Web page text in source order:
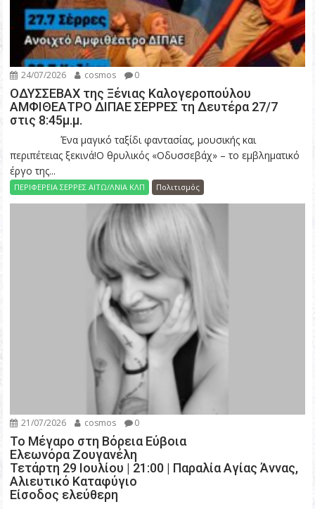
24/07/2026 cosmos 0
ΟΔΥΣΣΕΒΑΧ της Ξένιας Καλογεροπούλου
ΑΜΦΙΘΕΑΤΡΟ ΔΙΠΑΕ ΣΕΡΡΕΣ τη Δευτέρα 27/7
στις 8:45μ.μ.
Ένα μαγικό ταξίδι φαντασίας, μουσικής και
περιπέτειας ξεκινά!Ο θρυλικός «Οδυσσεβάχ» – το εμβληματικό
έργο της...
ΠΕΡΙΦΕΡΕΙΑ ΣΕΡΡΕΣ ΑΙΤΩ/ΛΝΙΑ ΚΛΠ Πολιτισμός
21/07/2026 cosmos 0
Το Μέγαρο στη Βόρεια Εύβοια
Ελεωνόρα Ζουγανέλη
Τετάρτη 29 Ιουλίου | 21:00 | Παραλία Αγίας Άννας,
Αλιευτικό Καταφύγιο
Είσοδος ελεύθερη